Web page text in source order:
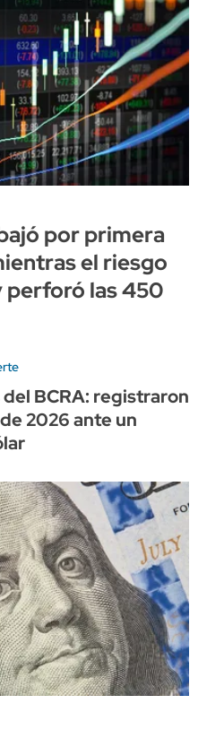
por primera
el riesgo
perforó las 450
BCRA: registraron
2026 ante un